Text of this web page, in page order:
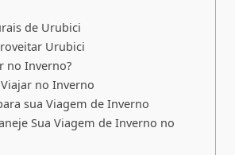
de Urubici
Urubici
no Inverno?
no Inverno
sua Viagem de Inverno
Sua Viagem de Inverno no